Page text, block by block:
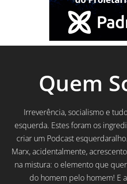
Quem
Irreverência, socialismo e
esquerda. Estes foram os
criar um Podcast
Marx, acidentalmente,
na mistura: o elemento que
do homem pelo homem! E